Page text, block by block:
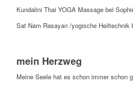
Kundalini Thai YOGA Massage bei
Sat Nam Rasayan /yogische Heiltechnik
mein Herzweg
Meine Seele hat es schon immer schon